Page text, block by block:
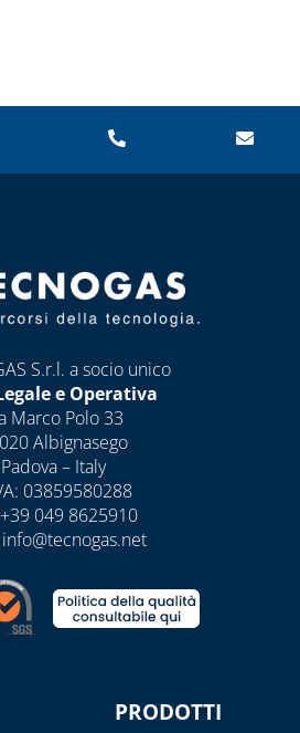
PER
PER
GAS
PER
PER
E ACQUA
NASTRI E
S.r.l. a socio unico
e Operativa
Marco Polo 33
Albignasego
Padova – Italy
03859580288
+39 049 8625910
info@tecnogas.net
PRODOTTI